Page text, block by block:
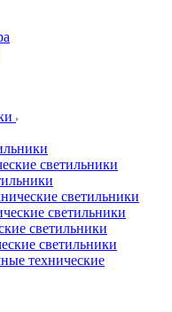
светильники
светильники
светильники
светильники
светильники
технические